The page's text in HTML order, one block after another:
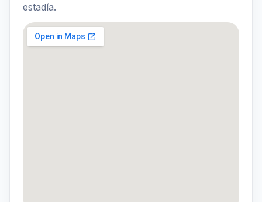
estadía.